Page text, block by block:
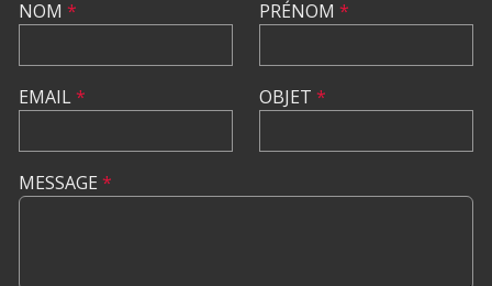
NOM *
EMAIL*
PRÉNOM *
OBJET *
MESSAGE *